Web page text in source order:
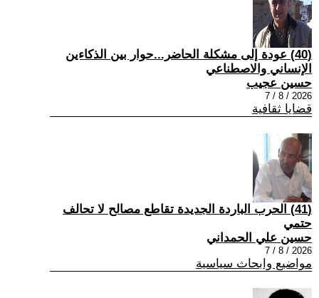
(40) عودة إلى مشكلة الحاضر...حوار بين الذكاءين
الإنساني والاصطناعي
حسين عجيب
2026 / 8 / 7
قضايا ثقافية
(41) الحرب الباردة الجديدة تقاطع مصالح لا تحالف
حتمي
حسين علي الحمداني
2026 / 8 / 7
مواضيع وابحاث سياسية